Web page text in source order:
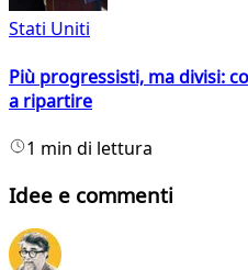
Stati Uniti
Più progressisti, ma divisi:
a ripartire
1 min di lettura
Idee e commenti